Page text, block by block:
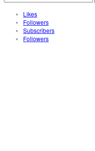
Likes
Followers
Subscribers
Followers